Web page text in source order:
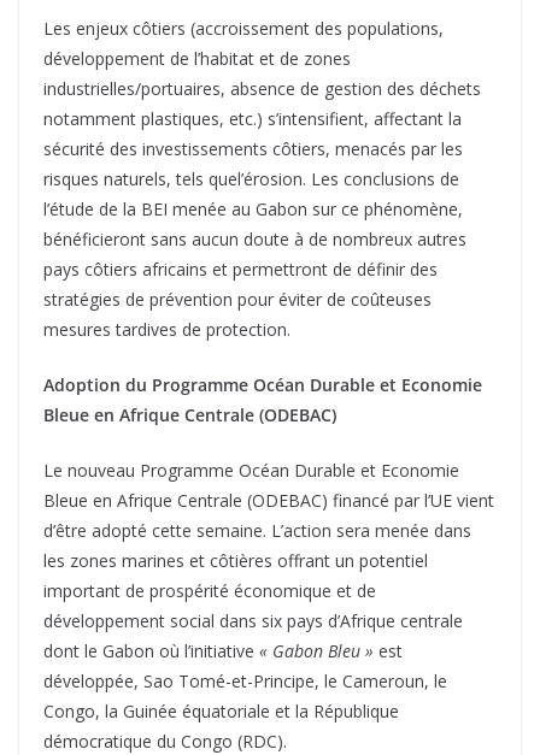
Les enjeux côtiers (accroissement des populations,
développement de l’habitat et de zones
industrielles/portuaires, absence de gestion des déchets
notamment plastiques, etc.) s’intensifient, affectant la
sécurité des investissements côtiers, menacés par les
risques naturels, tels quel’érosion. Les conclusions de
l’étude de la BEI menée au Gabon sur ce phénomène,
bénéficieront sans aucun doute à de nombreux autres
pays côtiers africains et permettront de définir des
stratégies de prévention pour éviter de coûteuses
mesures tardives de protection.
Adoption du Programme Océan Durable et Economie
Bleue en Afrique Centrale (ODEBAC)
Le nouveau Programme Océan Durable et Economie
Bleue en Afrique Centrale (ODEBAC) financé par l’UE vient
d’être adopté cette semaine. L’action sera menée dans
les zones marines et côtières offrant un potentiel
important de prospérité économique et de
développement social dans six pays d’Afrique centrale
dont le Gabon où l’initiative « Gabon Bleu » est
développée, Sao Tomé-et-Principe, le Cameroun, le
Congo, la Guinée équatoriale et la République
démocratique du Congo (RDC).